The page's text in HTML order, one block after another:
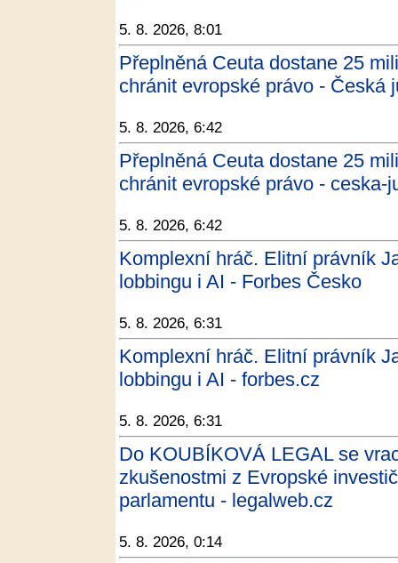
5. 8. 2026, 8:01
Přeplněná Ceuta dostane 25
chránit evropské právo - Česká
5. 8. 2026, 6:42
Přeplněná Ceuta dostane 25
chránit evropské právo - ceska-
5. 8. 2026, 6:42
Komplexní hráč. Elitní právník
lobbingu i AI - Forbes Česko
5. 8. 2026, 6:31
Komplexní hráč. Elitní právník
lobbingu i AI - forbes.cz
5. 8. 2026, 6:31
Do KOUBÍKOVÁ LEGAL se
zkušenostmi z Evropské
parlamentu - legalweb.cz
5. 8. 2026, 0:14